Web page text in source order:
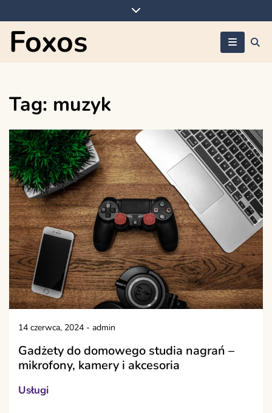
to
content
Foxos
Tag: muzyk
14 czerwca, 2024 - admin
Gadżety do domowego studia nagrań –
mikrofony, kamery i akcesoria
Usługi